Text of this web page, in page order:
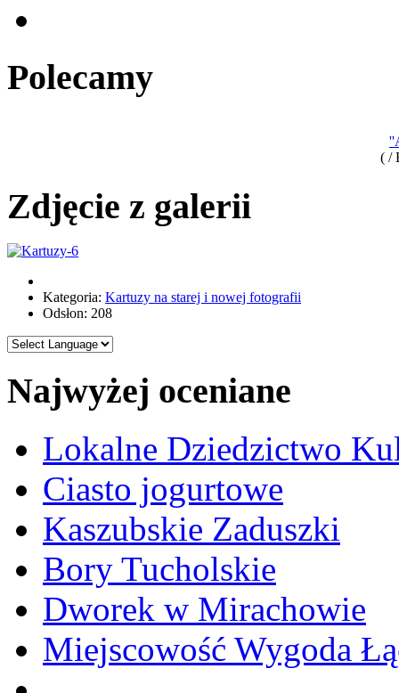
Polecamy
( /
Zdjęcie z galerii
Kategoria: Kartuzy na starej i nowej fotografii
Odsłon: 208
Najwyżej oceniane
Lokalne Dziedzictwo
Ciasto jogurtowe
Kaszubskie Zaduszki
Bory Tucholskie
Dworek w Mirachowie
Miejscowość Wygoda